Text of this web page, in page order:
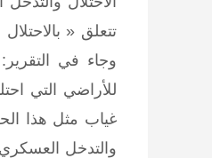
تتعلق «
وجاء في
غياب مثل هذا
والتدخل